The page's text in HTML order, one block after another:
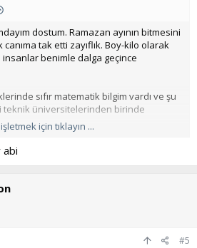
dostum. Ramazan ayının bitmesini
tak etti zayıflık. Boy-kilo olarak
insanlar benimle dalga geçince
sıfır matematik bilgim vardı ve şu
teknik üniversitelerinden birinde
onlara başarılarımla vereceğim .
için tıklayın ...
abi
#5